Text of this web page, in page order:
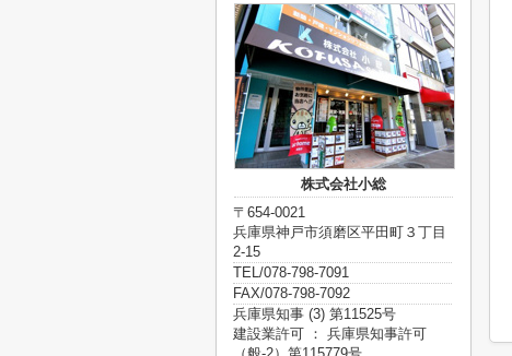
株式会社小総
〒654-0021
兵庫県神戸市須磨区平田町３丁目
2-15
TEL/078-798-7091
FAX/078-798-7092
兵庫県知事 (3) 第11525号
建設業許可 ： 兵庫県知事許可